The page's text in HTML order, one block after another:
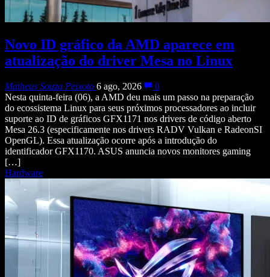
Novo ID gráfico da AMD aparece em
atualização do driver Mesa no Linux
Matheus Souza Peixoto 6 ago, 2026
0
Nesta quinta-feira (06), a AMD deu mais um passo na preparação
do ecossistema Linux para seus próximos processadores ao incluir
suporte ao ID de gráficos GFX1171 nos drivers de código aberto
Mesa 26.3 (especificamente nos drivers RADV Vulkan e RadeonSI
OpenGL). Essa atualização ocorre após a introdução do
identificador GFX1170. ASUS anuncia novos monitores gaming
[…]
Hardware